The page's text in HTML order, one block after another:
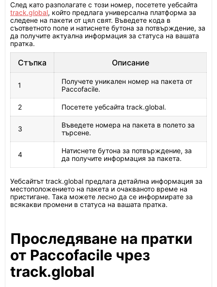
След като разполагате с този номер, посетете уебсайта
track.global, който предлага универсална платформа за
следене на пакети от цял свят. Въведете кода в
съответното поле и натиснете бутона за потвърждение, за
да получите актуална информация за статуса на вашата
пратка.
Стъпка Описание
1
Получете уникален номер на пакета от
Paccofacile.
2 Посетете уебсайта track.global.
3
Въведете номера на пакета в полето за
търсене.
4
Натиснете бутона за потвърждение, за
да получите информация за пакета.
Уебсайтът track.global предлага детайлна информация за
местоположението на пакета и очакваното време на
пристигане. Така можете лесно да се информирате за
всякакви промени в статуса на вашата пратка.
Проследяване на пратки
от Paccofacile чрез
track.global